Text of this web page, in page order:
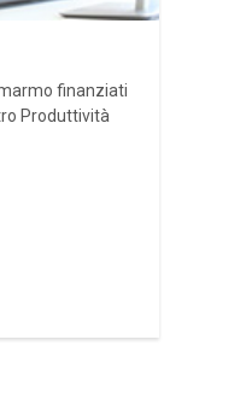
finanziati
Produttività